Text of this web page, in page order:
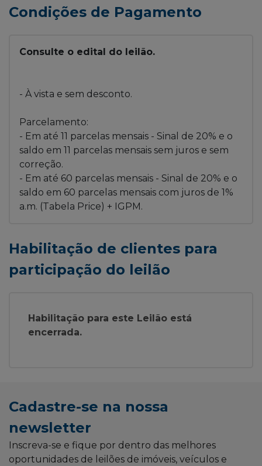
Condições de Pagamento
Consulte o edital do leilão.
- À vista e sem desconto.
Parcelamento:
- Em até 11 parcelas mensais - Sinal de 20% e o
saldo em 11 parcelas mensais sem juros e sem
correção.
- Em até 60 parcelas mensais - Sinal de 20% e o
saldo em 60 parcelas mensais com juros de 1%
a.m. (Tabela Price) + IGPM.
Habilitação de clientes para
participação do leilão
Habilitação para este Leilão está
encerrada.
Cadastre-se na nossa
newsletter
Inscreva-se e fique por dentro das melhores
oportunidades de leilões de imóveis, veículos e